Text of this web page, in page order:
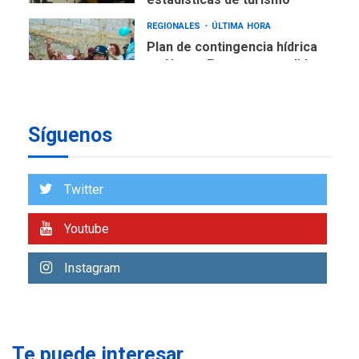
REGIONALES ÚLTIMA HORA
Plan de contingencia hídrica
en Nueva Esparta consolida
7
US$183.000 millones para
Libro de Guadalupe Burelli
Margarita será sede de
Síguenos
Twitter
Youtube
Instagram